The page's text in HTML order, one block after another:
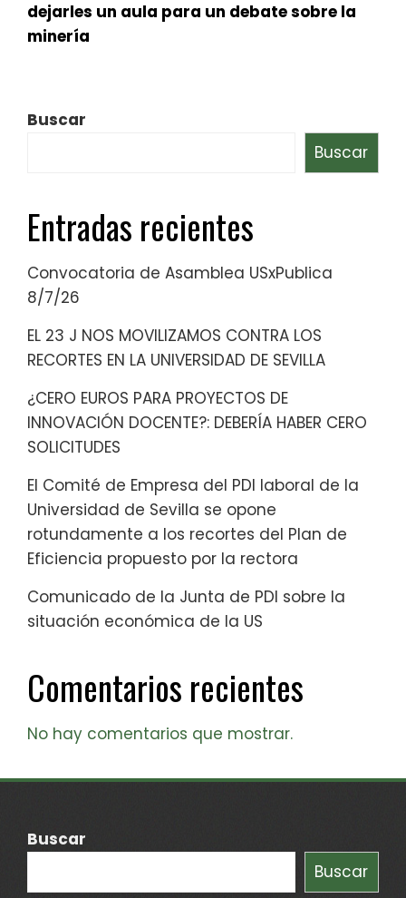
dejarles un aula para un debate sobre la
minería
Buscar
Buscar
Entradas recientes
Convocatoria de Asamblea USxPublica
8/7/26
EL 23 J NOS MOVILIZAMOS CONTRA LOS
RECORTES EN LA UNIVERSIDAD DE SEVILLA
¿CERO EUROS PARA PROYECTOS DE
INNOVACIÓN DOCENTE?: DEBERÍA HABER CERO
SOLICITUDES
El Comité de Empresa del PDI laboral de la
Universidad de Sevilla se opone
rotundamente a los recortes del Plan de
Eficiencia propuesto por la rectora
Comunicado de la Junta de PDI sobre la
situación económica de la US
Comentarios recientes
No hay comentarios que mostrar.
Buscar
Buscar